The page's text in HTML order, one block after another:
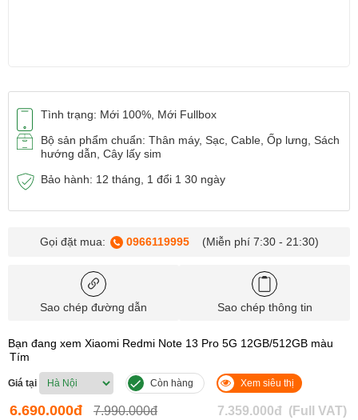
Tình trạng: Mới 100%, Mới Fullbox
Bộ sản phẩm chuẩn: Thân máy, Sạc, Cable, Ốp lưng, Sách
hướng dẫn, Cây lấy sim
Bảo hành: 12 tháng, 1 đổi 1 30 ngày
Gọi đặt mua: 0966119995 (Miễn phí 7:30 - 21:30)
Sao chép đường dẫn Sao chép thông tin
Bạn đang xem Xiaomi Redmi Note 13 Pro 5G 12GB/512GB màu
Tím
Giá tại Còn hàng Xem siêu thị
6.690.000đ 7.990.000đ 7.359.000đ (Full VAT)